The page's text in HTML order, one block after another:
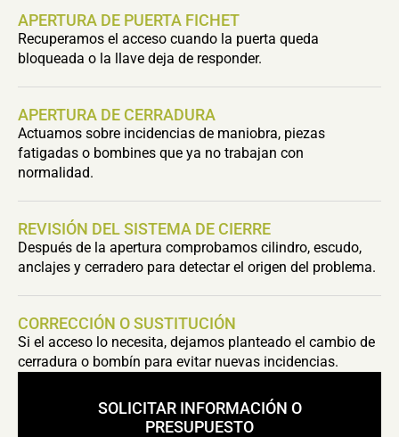
APERTURA DE PUERTA FICHET
Recuperamos el acceso cuando la puerta queda
bloqueada o la llave deja de responder.
APERTURA DE CERRADURA
Actuamos sobre incidencias de maniobra, piezas
fatigadas o bombines que ya no trabajan con
normalidad.
REVISIÓN DEL SISTEMA DE CIERRE
Después de la apertura comprobamos cilindro, escudo,
anclajes y cerradero para detectar el origen del problema.
CORRECCIÓN O SUSTITUCIÓN
Si el acceso lo necesita, dejamos planteado el cambio de
cerradura o bombín para evitar nuevas incidencias.
SOLICITAR INFORMACIÓN O
PRESUPUESTO